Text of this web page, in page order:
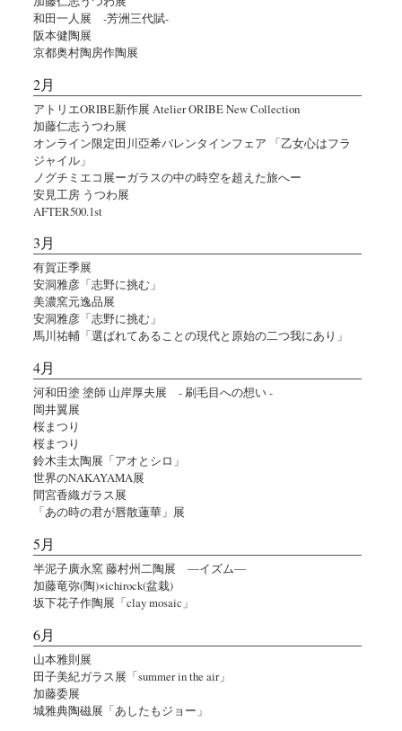
和田一人展 -芳洲三代賦-
阪本健陶展
京都奥村陶房作陶展
2月
アトリエORIBE新作展 Atelier ORIBE New Collection
加藤仁志うつわ展
オンライン限定田川亞希バレンタインフェア 「乙女心はフラ
ジャイル」
ノグチミエコ展ーガラスの中の時空を超えた旅へー
安見工房 うつわ展
AFTER500.1st
3月
有賀正季展
安洞雅彦「志野に挑む」
美濃窯元逸品展
安洞雅彦「志野に挑む」
馬川祐輔「選ばれてあることの現代と原始の二つ我にあり」
4月
河和田塗 塗師 山岸厚夫展 - 刷毛目への想い -
岡井翼展
桜まつり
桜まつり
鈴木圭太陶展「アオとシロ」
世界のNAKAYAMA展
間宮香織ガラス展
「あの時の君が唇散蓮華」展
5月
半泥子廣永窯 藤村州二陶展 ―イズム―
加藤竜弥(陶)×ichirock(盆栽)
坂下花子作陶展「clay mosaic」
6月
山本雅則展
田子美紀ガラス展「summer in the air」
加藤委展
城雅典陶磁展「あしたもジョー」